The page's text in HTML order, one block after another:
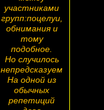
участниками
групп:поцелуи,
обнимания и
тому
подобное.
Но случилось
непредсказуемое.
На одной из
обычных
репетиций